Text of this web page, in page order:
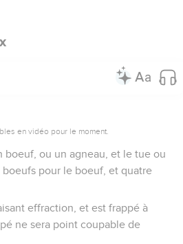
en vidéo pour le moment.
boeuf, ou un agneau, et le tue ou
pour le boeuf, et quatre
effraction, et est frappé à
ne sera point coupable de